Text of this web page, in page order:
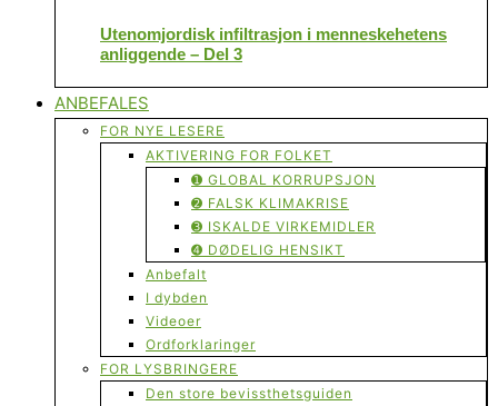
Utenomjordisk infiltrasjon i menneskehetens
anliggende – Del 3
ANBEFALES
FOR NYE LESERE
AKTIVERING FOR FOLKET
➊ GLOBAL KORRUPSJON
➋ FALSK KLIMAKRISE
➌ ISKALDE VIRKEMIDLER
➍ DØDELIG HENSIKT
Anbefalt
I dybden
Videoer
Ordforklaringer
FOR LYSBRINGERE
Den store bevissthetsguiden